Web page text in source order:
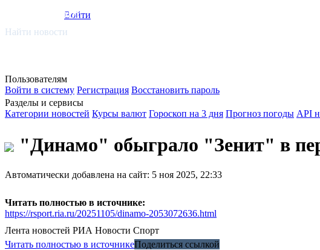
smi.mobi
Войти
Найти новости
Пользователям
Войти в систему Регистрация Восстановить пароль
Разделы и сервисы
Категории новостей Курсы валют Гороскоп на 3 дня Прогноз погоды API
"Динамо" обыграло "Зенит" в
Автоматически добавлена на сайт: 5 ноя 2025, 22:33
Читать полностью в источнике:
https://rsport.ria.ru/20251105/dinamo-2053072636.html
Лента новостей РИА Новости Спорт
Читать полностью в источникеПоделиться ссылкой